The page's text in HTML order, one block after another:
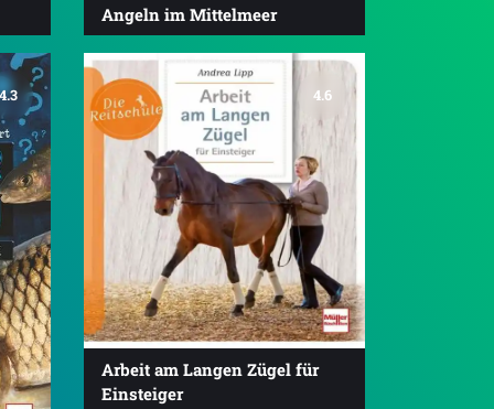
Angeln im Mittelmeer
4.3 4.6
Arbeit am Langen Zügel für
Einsteiger